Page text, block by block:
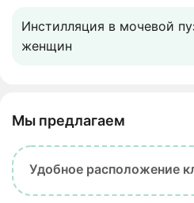
Инстилляция в мочевой
женщин
Мы предлагаем
Удобное расположение